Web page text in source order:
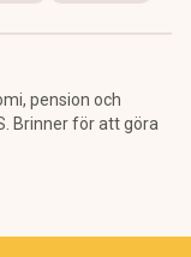
pension och
Brinner för att göra